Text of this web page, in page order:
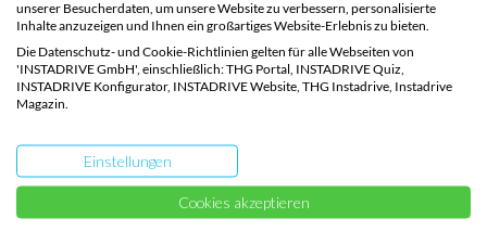
Entscheidung.
Elektrisch unterwegs?
unserer Besucherdaten, um unsere Website zu verbessern, personalisierte
Inhalte anzuzeigen und Ihnen ein großartiges Website-Erlebnis zu bieten.
Die Datenschutz- und Cookie-Richtlinien gelten für alle Webseiten von
'INSTADRIVE GmbH', einschließlich: THG Portal, INSTADRIVE Quiz,
INSTADRIVE Konfigurator, INSTADRIVE Website, THG Instadrive, Instadrive
Magazin.
Einstellungen
Cookies akzeptieren